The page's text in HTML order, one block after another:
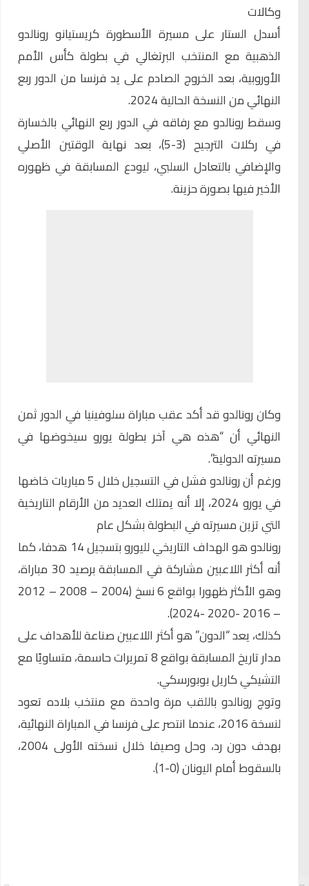
وكالات
أسدل الستار على مسيرة الأسطورة كريستيانو رونالدو
الذهبية مع المنتخب البرتغالي في بطولة كأس الأمم
الأوروبية، بعد الخروج الصادم على يد فرنسا من الدور ربع
النهائي من النسخة الحالية 2024.
وسقط رونالدو مع رفاقه في الدور ربع النهائي بالخسارة
في ركلات الترجيح (3-5)، بعد نهاية الوقتين الأصلي
والإضافي بالتعادل السلبي، ليودع المسابقة في ظهوره
الأخير فيها بصورة حزينة.
وكان رونالدو قد أكد عقب مباراة سلوفينيا في الدور ثمن
النهائي أن “هذه هي آخر بطولة يورو سيخوضها في
مسيرته الدولية”.
ورغم أن رونالدو فشل في التسجيل خلال 5 مباريات خاضها
في يورو 2024، إلا أنه يمتلك العديد من الأرقام التاريخية
التي تزين مسيرته في البطولة بشكل عام
رونالدو هو الهداف التاريخي لليورو بتسجيل 14 هدفا، كما
أنه أكثر اللاعبين مشاركة في المسابقة برصيد 30 مباراة،
وهو الأكثر ظهورا بواقع 6 نسخ (2004 – 2008 – 2012
– 2016 -2020 -2024).
كذلك، يعد “الدون” هو أكثر اللاعبين صناعة للأهداف على
مدار تاريخ المسابقة بواقع 8 تمريرات حاسمة، متساويًا مع
التشيكي كاريل بوبورسكي.
وتوج رونالدو باللقب مرة واحدة مع منتخب بلاده تعود
لنسخة 2016، عندما انتصر على فرنسا في المباراة النهائية،
بهدف دون رد، وحل وصيفا خلال نسخته الأولى 2004،
بالسقوط أمام اليونان (0-1).